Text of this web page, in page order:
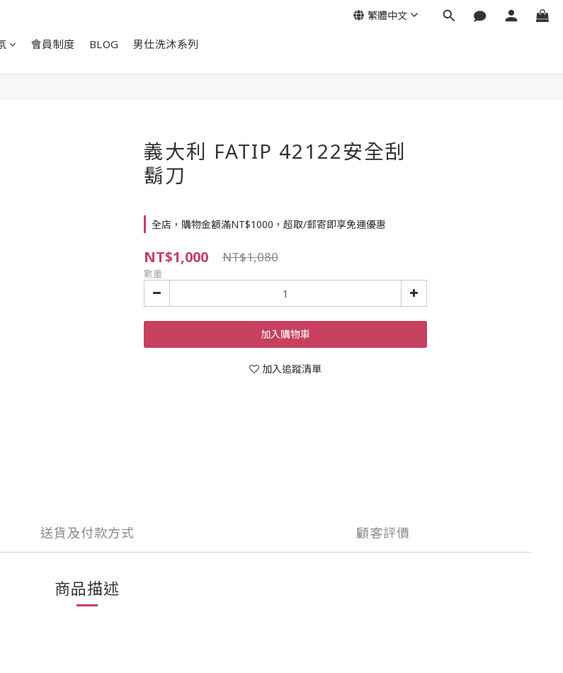
會員制度 BLOG 男仕洗沐系列
繁體中文
義大利 FATIP 42122安全刮
鬍刀
全店，購物金額滿NT$1000，超取/郵寄即享免運優惠
NT$1,000 NT$1,080
數量
加入購物車
加入追蹤清單
送貨及付款方式 顧客評價
商品描述